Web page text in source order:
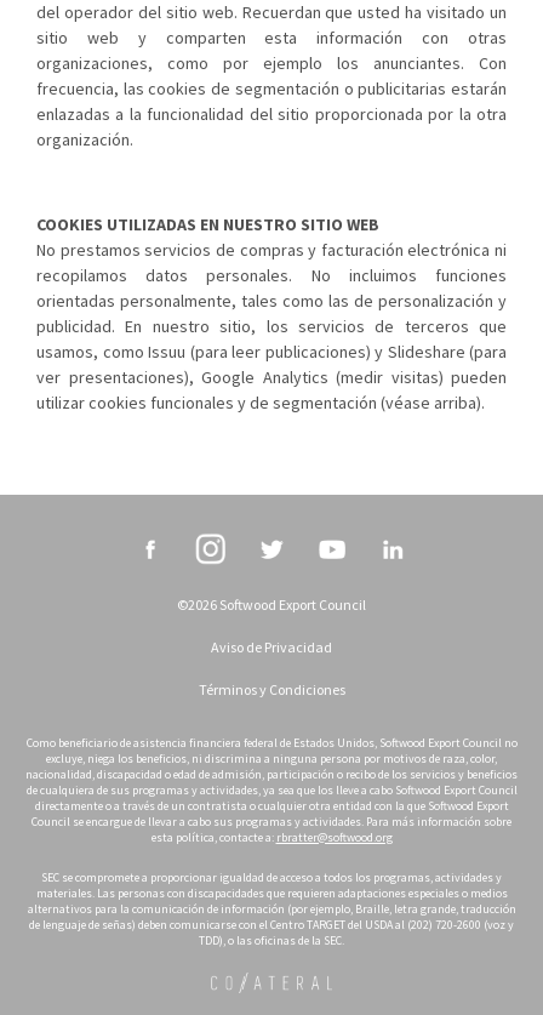
del operador del sitio web. Recuerdan que usted ha visitado un
sitio web y comparten esta información con otras
organizaciones, como por ejemplo los anunciantes. Con
frecuencia, las cookies de segmentación o publicitarias estarán
enlazadas a la funcionalidad del sitio proporcionada por la otra
organización.
COOKIES UTILIZADAS EN NUESTRO SITIO WEB
No prestamos servicios de compras y facturación electrónica ni
recopilamos datos personales. No incluimos funciones
orientadas personalmente, tales como las de personalización y
publicidad. En nuestro sitio, los servicios de terceros que
usamos, como Issuu (para leer publicaciones) y Slideshare (para
ver presentaciones), Google Analytics (medir visitas) pueden
utilizar cookies funcionales y de segmentación (véase arriba).
©2026 Softwood Export Council
Aviso de Privacidad
Términos y Condiciones
Como beneficiario de asistencia financiera federal de Estados Unidos, Softwood Export Council no
excluye, niega los beneficios, ni discrimina a ninguna persona por motivos de raza, color,
nacionalidad, discapacidad o edad de admisión, participación o recibo de los servicios y beneficios
de cualquiera de sus programas y actividades, ya sea que los lleve a cabo Softwood Export Council
directamente o a través de un contratista o cualquier otra entidad con la que Softwood Export
Council se encargue de llevar a cabo sus programas y actividades. Para más información sobre
esta política, contacte a: rbratter@softwood.org
SEC se compromete a proporcionar igualdad de acceso a todos los programas, actividades y
materiales. Las personas con discapacidades que requieren adaptaciones especiales o medios
alternativos para la comunicación de información (por ejemplo, Braille, letra grande, traducción
de lenguaje de señas) deben comunicarse con el Centro TARGET del USDA al (202) 720-2600 (voz y
TDD), o las oficinas de la SEC.